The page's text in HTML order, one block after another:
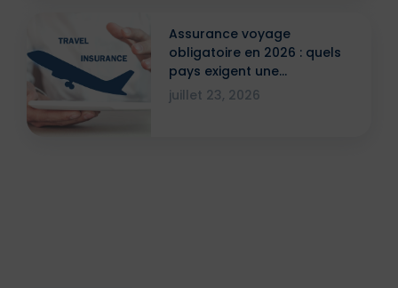
Assurance voyage
obligatoire en 2026 : quels
pays exigent une
attestation ?
juillet 23, 2026